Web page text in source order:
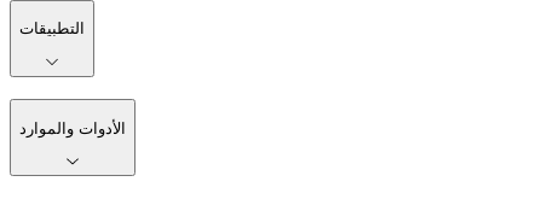
التطبيقات
الأدوات والموارد